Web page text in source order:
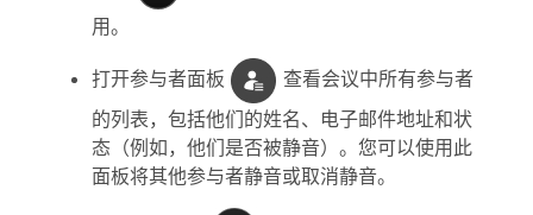
用。
打开参与者面板
查看会议中所有参与者
的列表，包括他们的姓名、电子邮件地址和状
态（例如，他们是否被静音）。您可以使用此
面板将其他参与者静音或取消静音。